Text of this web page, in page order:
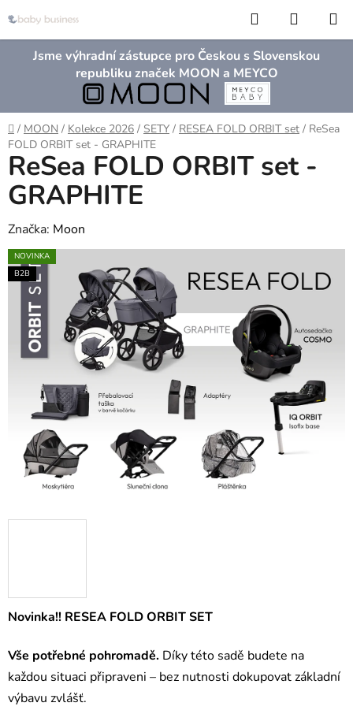
na
obsah
Jsme výhradní zástupce pro Českou s Slovenskou
republiku značek MOON a MEYCO
Hledat
KOŠÍK
Domů
/ MOON / Kolekce 2026 / SETY / RESEA FOLD ORBIT set / ReSea
FOLD ORBIT set - GRAPHITE
Novinka!! RESEA FOLD ORBIT SET
Vše potřebné pohromadě. Díky této sadě budete na
každou situaci připraveni – bez nutnosti dokupovat základní
výbavu zvlášť.
ReSea FOLD ORBIT set -
GRAPHITE
Značka: Moon
NOVINKA
B2B